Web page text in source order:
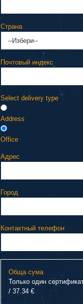
Страна
Почтовый индекс
Select delivery type
Address
Office
Адрес
Город
Контактный телефон
Обща сума
Только один
/ 37.34 €